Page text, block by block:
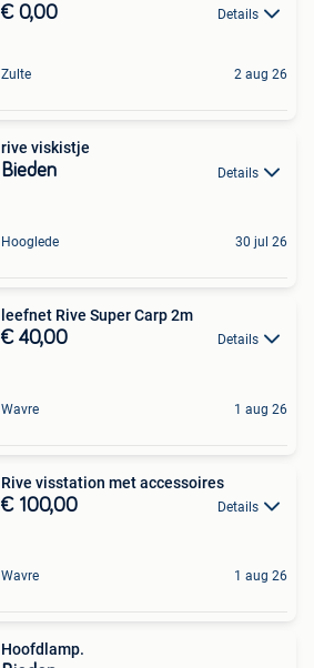
€ 0,00 Details
Zulte 2 aug 26
rive viskistje
Bieden Details
Hooglede 30 jul 26
leefnet Rive Super Carp 2m
€ 40,00 Details
Wavre 1 aug 26
Rive visstation met accessoires
€ 100,00 Details
Wavre 1 aug 26
Hoofdlamp.